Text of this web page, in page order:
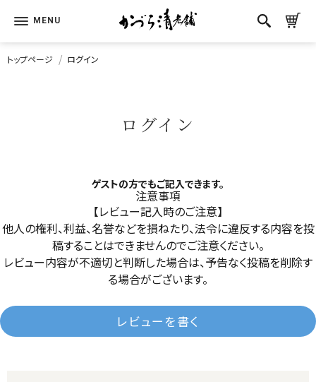
トップページ ログイン
ログイン
ゲストの方でもご記入できます。
注意事項
【レビュー記入時のご注意】
他人の権利、利益、名誉などを損ねたり、法令に違反する内容を投
稿することはできませんのでご注意ください。
レビュー内容が不適切と判断した場合は、予告なく投稿を削除す
る場合がございます。
レビューを書く